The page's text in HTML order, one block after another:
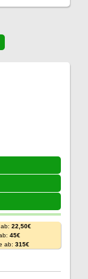
22,50€
45€
ab: 315€